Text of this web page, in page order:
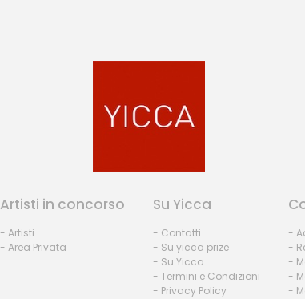
Artisti in concorso
- Artisti
- Area Privata
Su Yicca
- Contatti
- Su yicca prize
- Su Yicca
- Termini e Condizioni
- Privacy Policy
-
-
-
-
-